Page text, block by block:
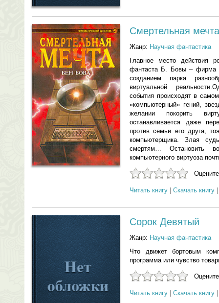
Смертельная мечта
Жанр: Научная фантастика
Главное место действия
фантаста Б. Бовы – фирма
созданием парка
виртуальной
события происходят в
«компьютерный» гений,
желании покорить
останавливается даже
против семьи его друга,
компьютерщика. Злая
смертям… Остановить
компьютерного виртуоза
Читать книгу Скачать книгу
Сорок Девятый
Жанр: Научная фантастика
Что движет бортовым
программа или чувство
Читать книгу Скачать книгу